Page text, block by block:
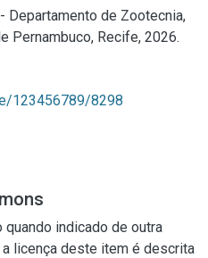
Departamento de Zootecnia,
Pernambuco, Recife, 2026.
123456789/8298
quando indicado de outra
a licença deste item é descrita